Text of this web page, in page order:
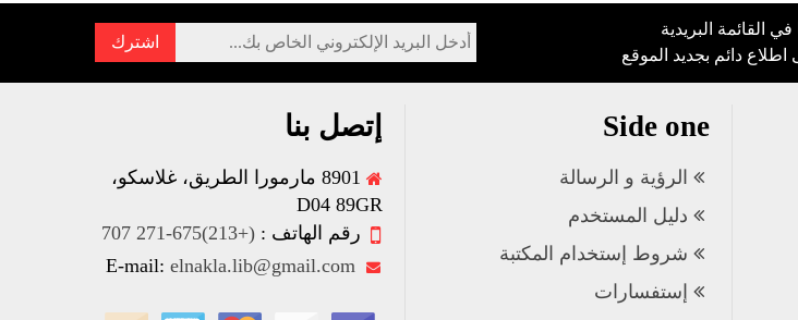
القائمة البريدية
دائم بجديد الموقع
Side one
الرؤية و الرسالة
دليل المستخدم
شروط إستخدام المكتبة
إستفسارات
إتصل بنا
8901 مارمورا الطريق، غلاسكو،
D04 89GR
رقم الهاتف : (+213)675-271 707
elnakla.lib@gmail.com